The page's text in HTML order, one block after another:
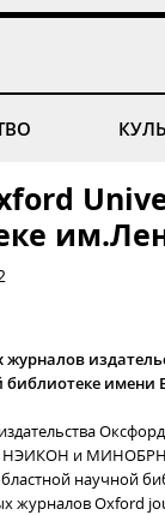
имени
НЭИКОН и
научной
журналов Oxford